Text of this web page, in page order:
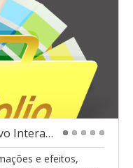
Landing Page - Design Criativo Interativo
e efeitos,